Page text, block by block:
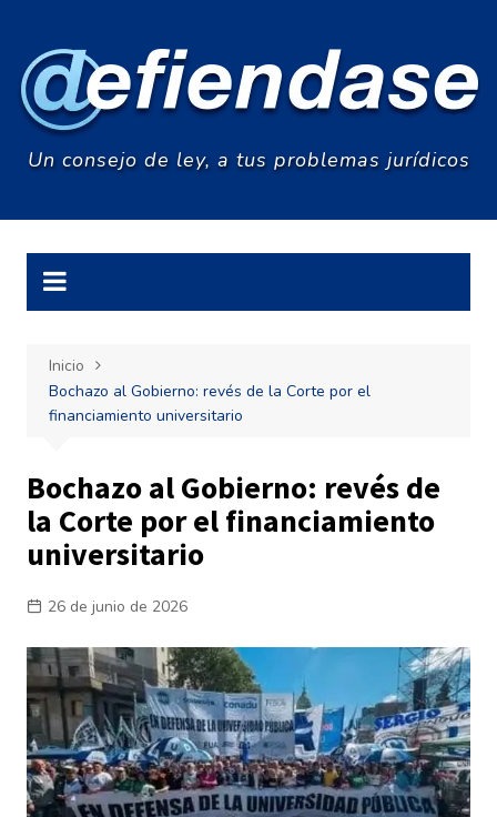
contenido
Un consejo de ley, a tus problemas jurídicos
Inicio
Bochazo al Gobierno: revés de la Corte por el
financiamiento universitario
Bochazo al Gobierno: revés de
la Corte por el financiamiento
universitario
26 de junio de 2026